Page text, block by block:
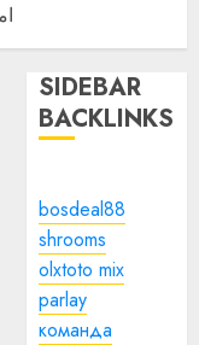
SIDEBAR
BACKLINKS
bosdeal88
shrooms
olxtoto mix
parlay
команда